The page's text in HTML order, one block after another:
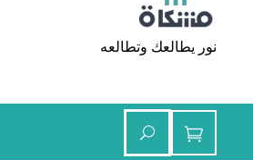
مشكاة
نور يطالعك وتطالعه